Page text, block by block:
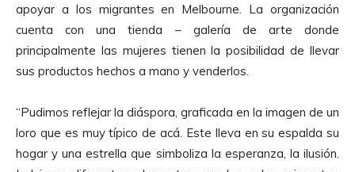
apoyar a los migrantes en Melbourne. La organización
cuenta con una tienda – galería de arte donde
principalmente las mujeres tienen la posibilidad de llevar
sus productos hechos a mano y venderlos.
“Pudimos reflejar la diáspora, graficada en la imagen de un
loro que es muy típico de acá. Este lleva en su espalda su
hogar y una estrella que simboliza la esperanza, la ilusión.